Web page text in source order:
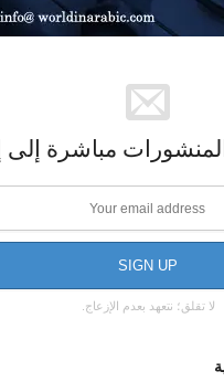
مباشرة إلى
لا تقلق؛ نتعهد بعدم الإزعاج.